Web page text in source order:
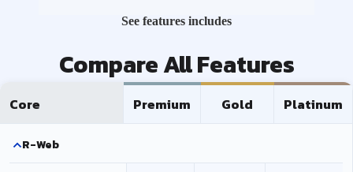
See features includes
Compare All Features
Core Premium Gold Platinum
R-Web